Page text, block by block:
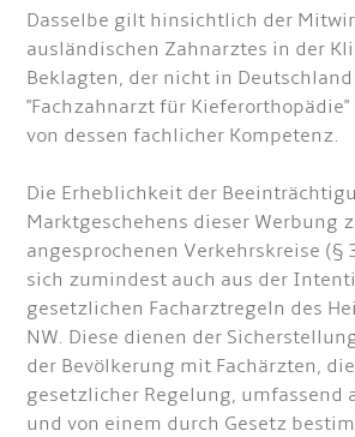
Dasselbe gilt hinsichtlich der
ausländischen Zahnarztes in der
Beklagten, der nicht in
"Fachzahnarzt für
von dessen fachlicher Kompetenz.
Die Erheblichkeit der
Marktgeschehens dieser Werbung
angesprochenen Verkehrskreise (§
sich zumindest auch aus der
gesetzlichen Facharztregeln des
NW. Diese dienen der
der Bevölkerung mit Fachärzten,
gesetzlicher Regelung, umfassend
und von einem durch Gesetz